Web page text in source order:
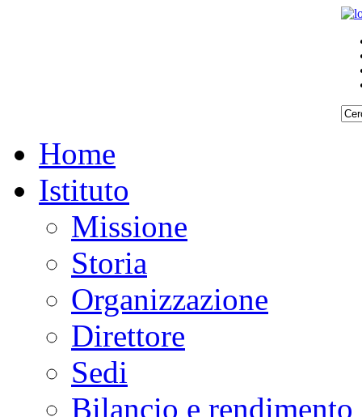
Home
Istituto
Missione
Storia
Organizzazione
Direttore
Sedi
Bilancio e rendimento